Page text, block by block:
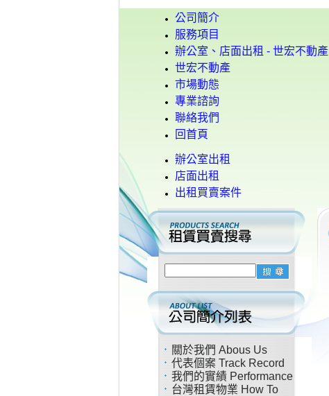
公司簡介
服務項目
辦公室、店面出租 - 世宏不動產
世宏不動產
市場動態
專業諮詢
聯絡我們
回首頁
辦公室出租
店面出租
出租買賣案件
關於我們 Abous Us
代表個案 Track Record
我們的實績 Performance
台灣租賃物業 How To